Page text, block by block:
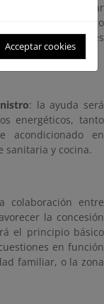
ayudar a sufragar
el documento
y marca los tres
: la ayuda será
energéticos, tanto
acondicionado en
sanitaria y cocina.
colaboración entre
la concesión
el principio básico
en función
familiar, o la zona
Acceptar cookies